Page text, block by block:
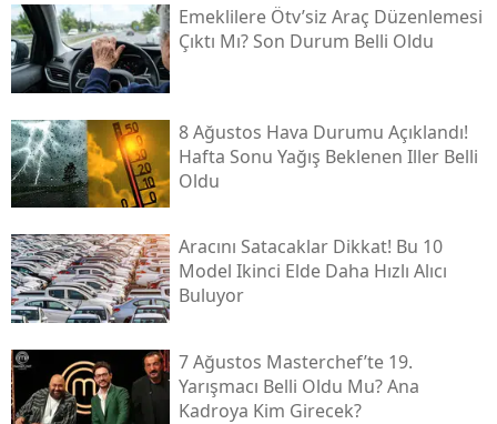
Emeklilere Ötv’siz Araç Düzenlemesi
Çıktı Mı? Son Durum Belli Oldu
8 Ağustos Hava Durumu Açıklandı!
Hafta Sonu Yağış Beklenen Iller Belli
Oldu
Aracını Satacaklar Dikkat! Bu 10
Model Ikinci Elde Daha Hızlı Alıcı
Buluyor
7 Ağustos Masterchef’te 19.
Yarışmacı Belli Oldu Mu? Ana
Kadroya Kim Girecek?